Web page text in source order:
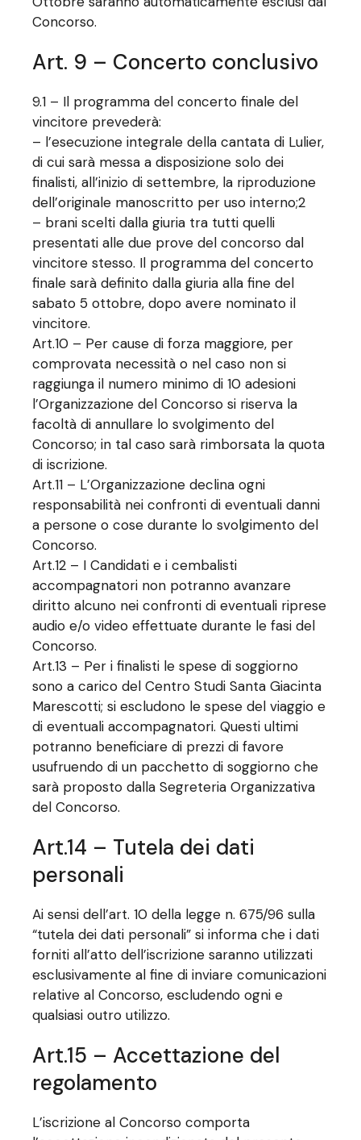
Concorso.
Art. 9 – Concerto conclusivo
9.1 – Il programma del concerto finale del
vincitore prevederà:
– l’esecuzione integrale della cantata di Lulier,
di cui sarà messa a disposizione solo dei
finalisti, all’inizio di settembre, la riproduzione
dell’originale manoscritto per uso interno;2
– brani scelti dalla giuria tra tutti quelli
presentati alle due prove del concorso dal
vincitore stesso. Il programma del concerto
finale sarà definito dalla giuria alla fine del
sabato 5 ottobre, dopo avere nominato il
vincitore.
Art.10 – Per cause di forza maggiore, per
comprovata necessità o nel caso non si
raggiunga il numero minimo di 10 adesioni
l’Organizzazione del Concorso si riserva la
facoltà di annullare lo svolgimento del
Concorso; in tal caso sarà rimborsata la quota
di iscrizione.
Art.11 – L’Organizzazione declina ogni
responsabilità nei confronti di eventuali danni
a persone o cose durante lo svolgimento del
Concorso.
Art.12 – I Candidati e i cembalisti
accompagnatori non potranno avanzare
diritto alcuno nei confronti di eventuali riprese
audio e/o video effettuate durante le fasi del
Concorso.
Art.13 – Per i finalisti le spese di soggiorno
sono a carico del Centro Studi Santa Giacinta
Marescotti; si escludono le spese del viaggio e
di eventuali accompagnatori. Questi ultimi
potranno beneficiare di prezzi di favore
usufruendo di un pacchetto di soggiorno che
sarà proposto dalla Segreteria Organizzativa
del Concorso.
Art.14 – Tutela dei dati
personali
Ai sensi dell’art. 10 della legge n. 675/96 sulla
“tutela dei dati personali” si informa che i dati
forniti all’atto dell’iscrizione saranno utilizzati
esclusivamente al fine di inviare comunicazioni
relative al Concorso, escludendo ogni e
qualsiasi outro utilizzo.
Art.15 – Accettazione del
regolamento
L’iscrizione al Concorso comporta